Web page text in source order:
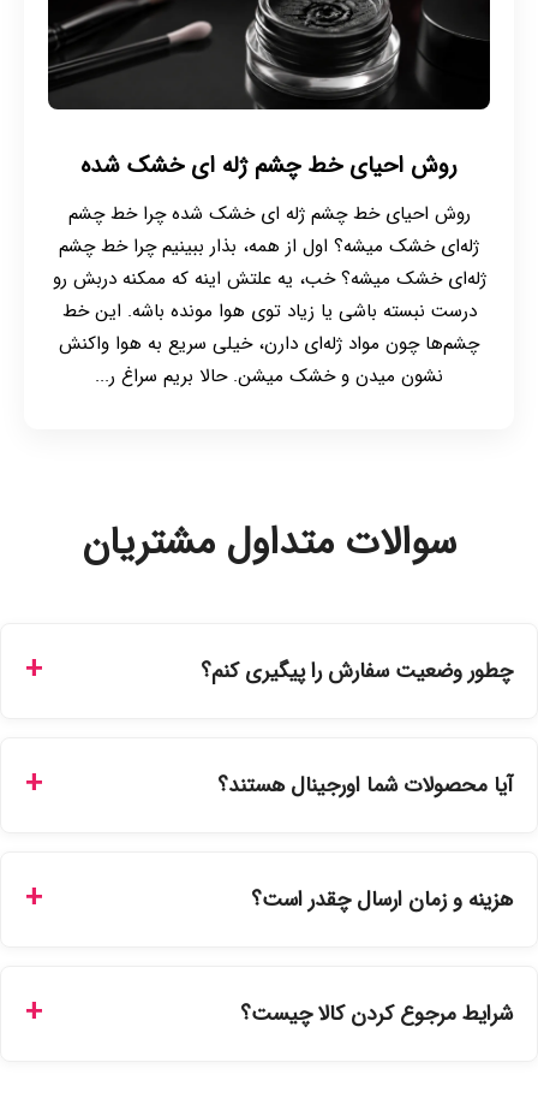
روش احیای خط چشم ژله ای خشک شده
روش احیای خط چشم ژله ای خشک شده چرا خط چشم
ژله‌ای خشک میشه؟ اول از همه، بذار ببینیم چرا خط چشم
ژله‌ای خشک میشه؟ خب، یه علتش اینه که ممکنه دربش رو
درست نبسته باشی یا زیاد توی هوا مونده باشه. این خط
چشم‌ها چون مواد ژله‌ای دارن، خیلی سریع به هوا واکنش
نشون میدن و خشک میشن. حالا بریم سراغ ر...
سوالات متداول مشتریان
چطور وضعیت سفارش را پیگیری کنم؟
سفارشات در سایت، وضعیت لحظه‌ای مرسوله را مشاهده کنید.
آیا محصولات شما اورجینال هستند؟
نمایندگی‌های معتبر تهیه شده و دارای بچ‌کد قابل استعلام هستند.
هزینه و زمان ارسال چقدر است؟
انتخاب کنید و برای شهرستان‌ها بین یک الی ۳ روز کاری از طریق
شرایط مرجوع کردن کالا چیست؟